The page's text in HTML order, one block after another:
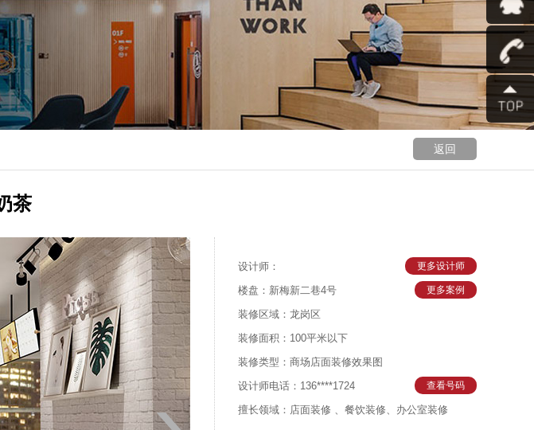
返回
茶
设计师： 更多设计师
楼盘：新梅新二巷4号 更多案例
装修区域：龙岗区
装修面积：100平米以下
装修类型：商场店面装修效果图
查看号码
设计师电话：136****1724
擅长领域：店面装修 、餐饮装修、办公室装修